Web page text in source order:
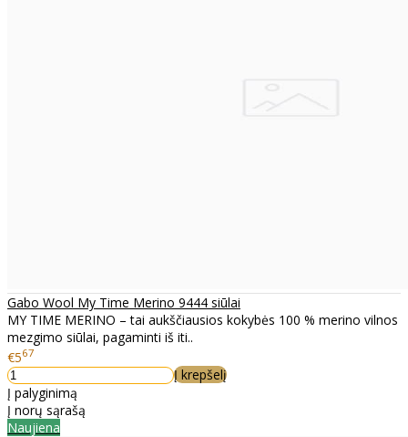
Gabo Wool My Time Merino 9444 siūlai
MY TIME MERINO – tai aukščiausios kokybės 100 % merino vilnos
mezgimo siūlai, pagaminti iš iti..
€567
Į krepšelį
Į palyginimą
Į norų sąrašą
Naujiena